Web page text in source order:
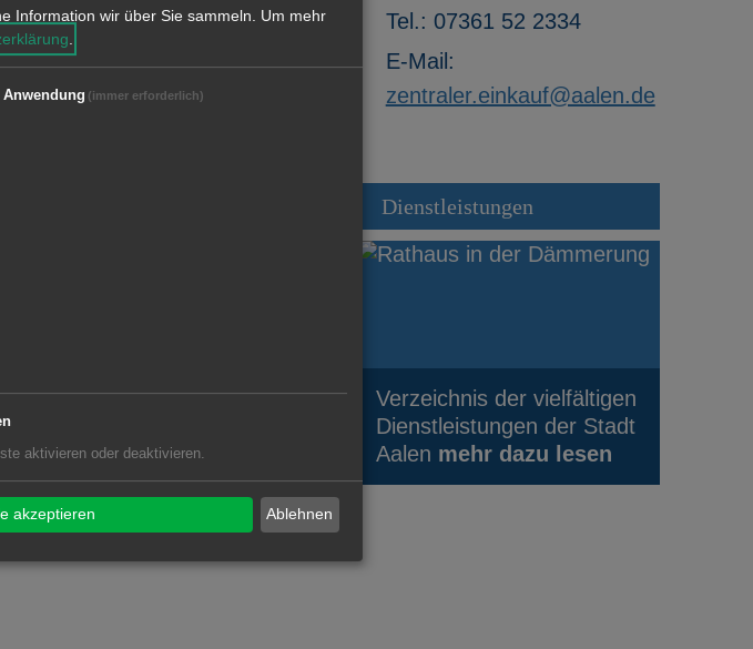
Tel.: 07361 52 2334
E-Mail:
zentraler.einkauf@aalen.de
Dienstleistungen
Verzeichnis der vielfältigen
Dienstleistungen der Stadt
Aalen mehr dazu lesen
Information wir über Sie sammeln.
Um mehr
(immer erforderlich)
aktivieren oder deaktivieren.
Ablehnen
akzeptieren